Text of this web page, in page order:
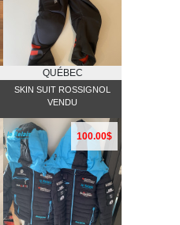
QUÉBEC
SKIN SUIT ROSSIGNOL
VENDU
100.00$